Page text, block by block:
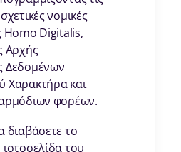
νομικές
Ηοmo Digitalis,
Αρχής
Δεδομένων
Χαρακτήρα και
φορέων.
διαβάσετε το
του